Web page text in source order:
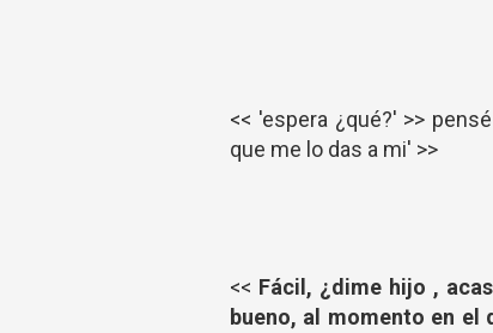
<< 'espera ¿qué?' >>
que me lo das a mi' >>
<< Fácil, ¿dime hijo ,
bueno, al momento en el